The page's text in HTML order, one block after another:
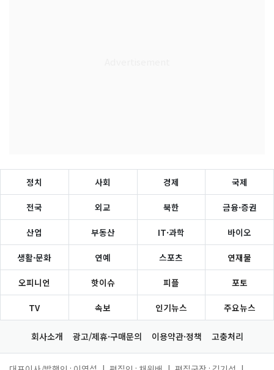
정치 사회 경제 국제
전국 외교 북한 금융·증권
산업 부동산 IT·과학 바이오
생활·문화 연예 스포츠 연재물
오피니언 핫이슈 피플 포토
TV 속보 인기뉴스 주요뉴스
회사소개 광고/제휴·구매문의 이용약관·정책 고충처리